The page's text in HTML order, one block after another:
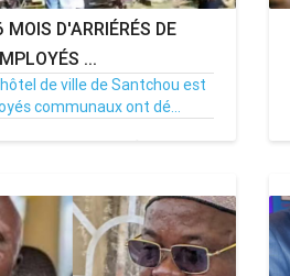
D'ARRIÉRÉS DE
...
de ville de Santchou est
communaux ont dé...
Par MenouActu 0